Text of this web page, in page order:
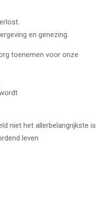
en genezing.
toenemen voor onze
niet het allerbelangrijkste is
leven